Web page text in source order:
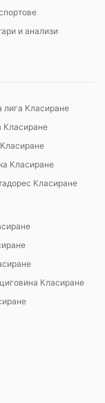
и анализи
Класиране
Класиране
Класиране
Класиране
Класиране